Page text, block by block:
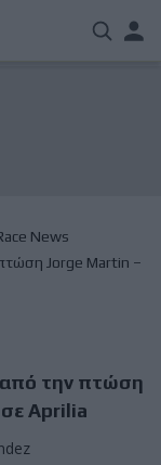
News
Jorge Martin –
από την πτώση
Aprilia